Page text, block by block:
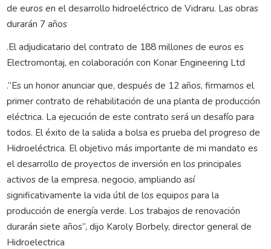
de euros en el desarrollo hidroeléctrico de Vidraru. Las obras
durarán 7 años
.El adjudicatario del contrato de 188 millones de euros es
Electromontaj, en colaboración con Konar Engineering Ltd
.”Es un honor anunciar que, después de 12 años, firmamos el
primer contrato de rehabilitación de una planta de producción
eléctrica. La ejecución de este contrato será un desafío para
todos. El éxito de la salida a bolsa es prueba del progreso de
Hidroeléctrica. El objetivo más importante de mi mandato es
el desarrollo de proyectos de inversión en los principales
activos de la empresa. negocio, ampliando así
significativamente la vida útil de los equipos para la
producción de energía verde. Los trabajos de renovación
durarán siete años”, dijo Karoly Borbely, director general de
Hidroelectrica